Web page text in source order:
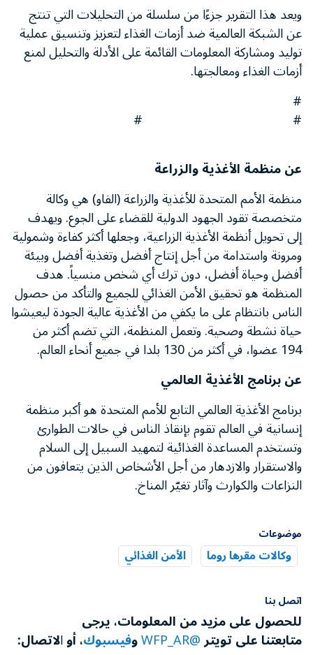
ويعد هذا التقرير جزءًا من سلسلة من التحليلات التي تنتج
عن الشبكة العالمية ضد أزمات الغذاء لتعزيز وتنسيق عملية
توليد ومشاركة المعلومات القائمة على الأدلة والتحليل لمنع
أزمات الغذاء ومعالجتها.
#
# #
عن منظمة الأغذية والزراعة
منظمة الأمم المتحدة للأغذية والزراعة (الفاو) هي وكالة
متخصصة تقود الجهود الدولية للقضاء على الجوع. ويهدف
إلى تحويل أنظمة الأغذية الزراعية، وجعلها أكثر كفاءة وشمولية
ومرونة واستدامة من أجل إنتاج أفضل وتغذية أفضل وبيئة
أفضل وحياة أفضل، دون ترك أي شخص منسياً. هدف
المنظمة هو تحقيق الأمن الغذائي للجميع والتأكد من حصول
الناس بانتظام على ما يكفي من الأغذية عالية الجودة ليعيشوا
حياة نشطة وصحية. وتعمل المنظمة، التي تضم أكثر من
194 عضوا، في أكثر من 130 بلدا في جميع أنحاء العالم.
عن برنامج الأغذية العالمي
برنامج الأغذية العالمي التابع للأمم المتحدة هو أكبر منظمة
إنسانية في العالم تقوم بإنقاذ الناس في حالات الطوارئ
وتستخدم المساعدة الغذائية لتمهيد السبيل إلى السلام
والاستقرار والازدهار من أجل الأشخاص الذين يتعافون من
النزاعات والكوارث وآثار تغيّر المناخ.
موضوعات
وكالات مقرها روما الأمن الغذائي
اتصل بنا
للحصول على مزيد من المعلومات، يرجى
متابعتناعلىتويتر@WFP_AR وفيسبوك، أوالاتصال: